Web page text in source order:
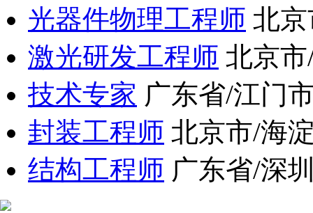
光器件物理工程师 北
激光研发工程师 北京
技术专家 广东省/江门
封装工程师 北京市/海
结构工程师 广东省/深